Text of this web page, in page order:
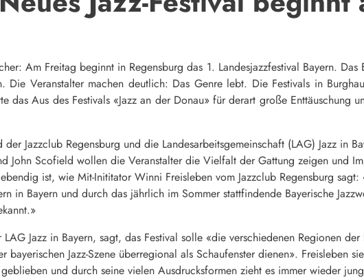
Am Freitag beginnt in Regensburg das 1. Landesjazzfestival Bayern.
Die Veranstalter machen deutlich: Das Genre lebt. Die Festivals in
das Aus des Festivals «Jazz an der Donau» für derart große Enttäuschung
der Jazzclub Regensburg und die Landesarbeitsgemeinschaft (LAG) Jazz in
John Scofield wollen die Veranstalter die Vielfalt der Gattung zeigen und
ist, wie Mit-Inititator Winni Freisleben vom Jazzclub Regensburg
in Bayern und durch das jährlich im Sommer stattfindende Bayerische
Jazz in Bayern, sagt, das Festival solle «die verschiedenen Regionen der
Jazz-Szene überregional als Schaufenster dienen». Freisleben
und durch seine vielen Ausdrucksformen zieht es immer wieder